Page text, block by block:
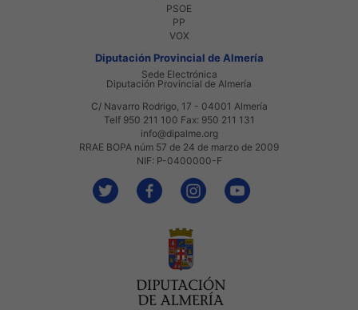
PSOE
PP
VOX
Diputación Provincial de Almería
Sede Electrónica
Diputación Provincial de Almería
C/ Navarro Rodrigo, 17 - 04001 Almería
Telf 950 211 100 Fax: 950 211 131
info@dipalme.org
RRAE BOPA núm 57 de 24 de marzo de 2009
NIF: P-0400000-F